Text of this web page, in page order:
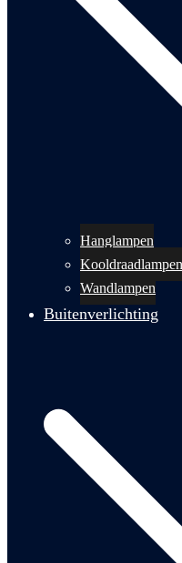
Hanglampen
Kooldraadlampen
Wandlampen
Buitenverlichting